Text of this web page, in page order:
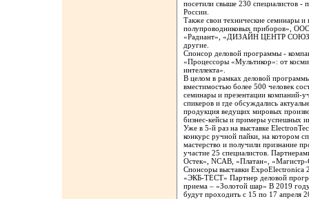
посетили свыше 230 специалистов -
России.
Также свои технические семинары
полупроводниковых приборов»,
«Радиант», «ДИЗАЙН ЦЕНТР
другие.
Спонсор деловой программы -
«Процессоры «Мультикор»: от
интеллекта».
В целом в рамках деловой
вместимостью более 500 человек
семинары и презентации компаний-
спикеров и где обсуждались
продукция ведущих мировых
бизнес-кейсы и примеры успешных
Уже в 5-й раз на выставке
конкурс ручной пайки, на котором
мастерство и получили признание
участие 25 специалистов.
Остек», NCAB, «Платан»,
Спонсоры выставки ExpoElectronica
«ЭКБ-ТЕСТ» Партнер деловой
приема – «Золотой шар» В 2019
будут проходить с 15 по 17 апреля